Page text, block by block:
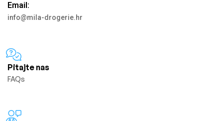
Email:
info@mila-drogerie.hr
Pitajte nas
FAQs